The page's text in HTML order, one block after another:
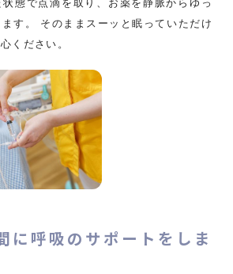
す。 そのままスーッと眠っていただけ
ください。
に呼吸のサポートをしま